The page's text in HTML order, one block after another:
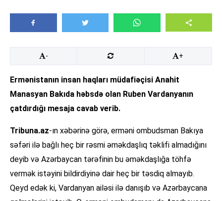
- +
Ermənistanın insan haqları müdafiəçisi Anahit
Manasyan Bakıda həbsdə olan Ruben Vardanyanın
çatdırdığı mesaja cavab verib.
Tribuna.az-ın xəbərinə görə, erməni ombudsman Bakıya
səfəri ilə bağlı heç bir rəsmi əməkdaşlıq təklifi almadığını
deyib və Azərbaycan tərəfinin bu əməkdaşlığa töhfə
vermək istəyini bildirdiyinə dair heç bir təsdiq almayıb.
Qeyd edək ki, Vardanyan ailəsi ilə danışıb və Azərbaycana